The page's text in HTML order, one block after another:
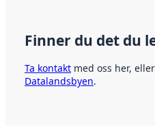
Finner du det du
Ta kontakt med oss her,
Datalandsbyen.